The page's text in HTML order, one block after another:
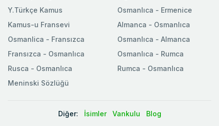
Y.Türkçe Kamus
Osmanlıca - Ermenice
Kamus-u Fransevi
Osmanlica - Fransızca
Fransızca - Osmanlıca
Rusca - Osmanlıca
Meninski Sözlüğü
Almanca - Osmanlıca
Osmanlıca - Almanca
Osmanlıca - Rumca
Rumca - Osmanlıca
Diğer: İsimler Vankulu Blog